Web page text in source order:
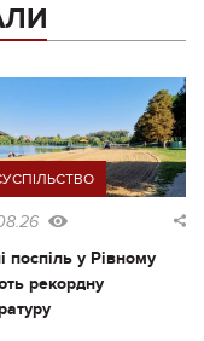
поспіль у Рівному
рекордну